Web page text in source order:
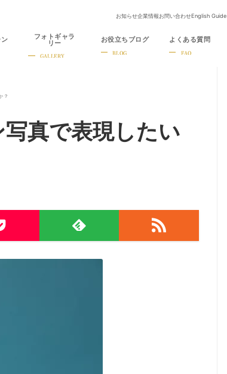
お知らせ企業情報お問い合わせEnglish Guide
フォトギャラ
リー
GALLERY
お役立ちブログ
BLOG
よくある質問
FAQ
？
真で表現したい